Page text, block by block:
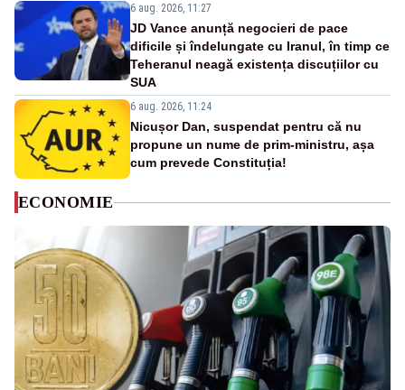
6 aug. 2026, 11:27
JD Vance anunță negocieri de pace
dificile și îndelungate cu Iranul, în timp ce
Teheranul neagă existența discuțiilor cu
SUA
6 aug. 2026, 11:24
Nicușor Dan, suspendat pentru că nu
propune un nume de prim-ministru, așa
cum prevede Constituția!
ECONOMIE